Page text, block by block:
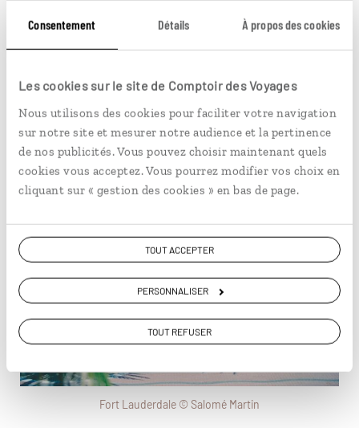
Consentement Détails À propos des cookies
Les cookies sur le site de Comptoir des Voyages
Nous utilisons des cookies pour faciliter votre navigation
sur notre site et mesurer notre audience et la pertinence
de nos publicités. Vous pouvez choisir maintenant quels
cookies vous acceptez. Vous pourrez modifier vos choix en
cliquant sur « gestion des cookies » en bas de page.
TOUT ACCEPTER
PERSONNALISER
TOUT REFUSER
les vacances printanières). C’est devenu une destination
un peu plus chic. Les propriétés luxueuses forment
l’horizon de Las Olas Boulevard, très réputé pour ses
parfaite pour prendre le soleil, se promener sous les
palmiers. Fort Lauderdale n’est situé qu’à une trentaine
de minutes de Miami et offre une autre alternative tout
Fort Lauderdale © Salomé Martin